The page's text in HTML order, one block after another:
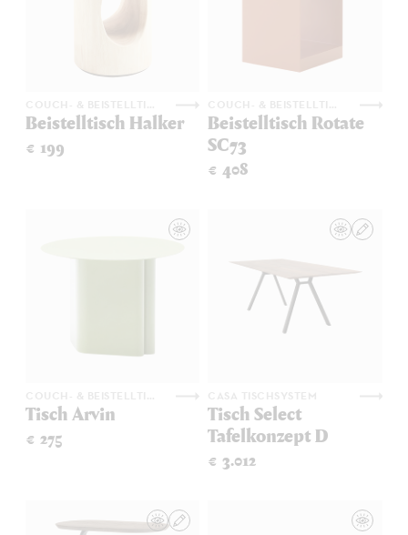
Beistelltisch Halker
€ 199
Beistelltisch Rotate
SC73
€ 408
Tisch Arvin
€ 275
Tisch Select
Tafelkonzept D
€ 3.012